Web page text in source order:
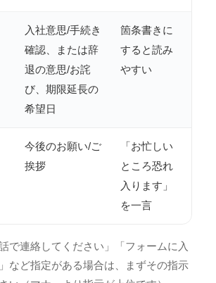
入社意思/手続き
確認、または辞
退の意思/お詫
び、期限延長の
希望日
箇条書きに
すると読み
やすい
今後のお願い/ご
挨拶
「お忙しい
ところ恐れ
入ります」
を一言
で連絡してください」「フォームに入
など指定がある場合は、まずその指示